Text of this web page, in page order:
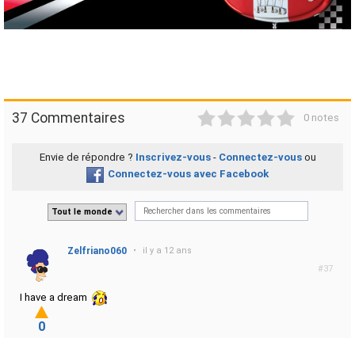
37 Commentaires 0 notes
Envie de répondre ? Inscrivez-vous- Connectez-vousou
Connectez-vous avec Facebook
Tout le monde
#37
Zelfriano060 • il y a 12 ans
I have a dream
0